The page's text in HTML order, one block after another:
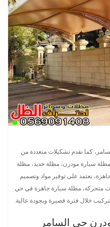
كما نقدم تشكيلات متعددة من
سيارة مودرن، مظلة حديد، مظلة
نعتمد على توفير مواد وتصميم
متحركة، مظلة سيارة جاهزة في حي
خلال فترة قصيرة وبجودة عالية.
حي السامر